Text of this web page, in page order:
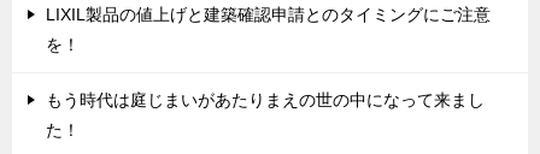
LIXIL製品の値上げと建築確認申請とのタイミングにご注意
を！
もう時代は庭じまいがあたりまえの世の中になって来まし
た！